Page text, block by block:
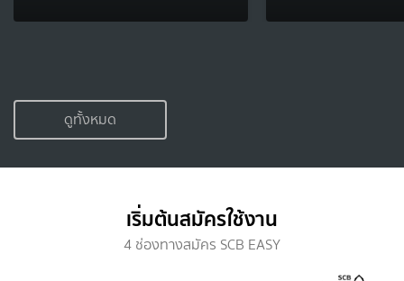
ดูทั้งหมด
เริ่มต้นสมัครใช้งาน
4 ช่องทางสมัคร SCB EASY